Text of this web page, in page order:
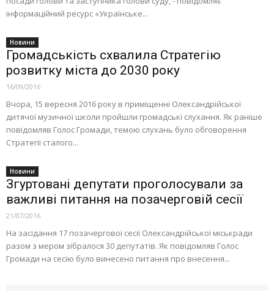
інформаційний ресурс «Українське...
Новини
Громадськість схвалила Стратегію
розвитку міста до 2030 року
16/09/2016
Вчора, 15 вересня 2016 року в приміщенні Олександрійської
дитячої музичної школи пройшли громадські слухання. Як раніше
повідомляв Голос Громади, темою слухань було обговорення
Стратегії сталого...
Новини
Згуртовані депутати проголосували за
важливі питання на позачерговій сесії
21/07/2016
На засідання 17 позачергової сесії Олександрійської міськради
разом з мером зібралося 30 депутатів. Як повідомляв Голос
Громади на сесію було винесено питання про внесення...